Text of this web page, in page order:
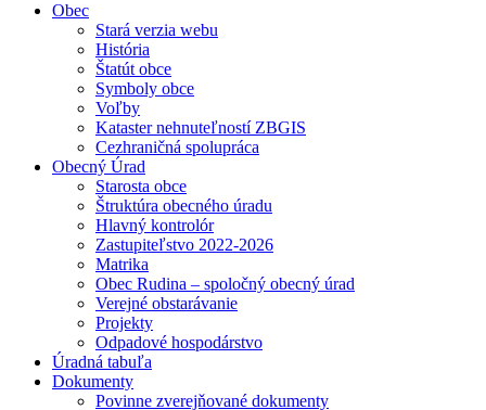
Obec
Stará verzia webu
História
Štatút obce
Symboly obce
Voľby
Kataster nehnuteľností ZBGIS
Cezhraničná spolupráca
Obecný Úrad
Starosta obce
Štruktúra obecného úradu
Hlavný kontrolór
Zastupiteľstvo 2022-2026
Matrika
Obec Rudina – spoločný obecný úrad
Verejné obstarávanie
Projekty
Odpadové hospodárstvo
Úradná tabuľa
Dokumenty
Povinne zverejňované dokumenty